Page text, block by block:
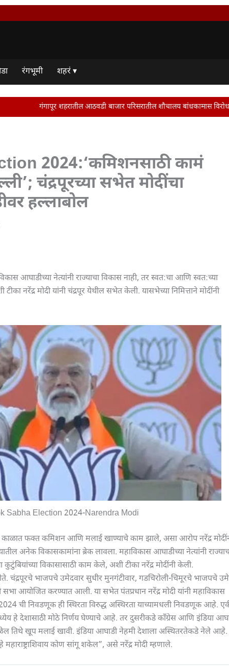
रंगभूमी शहरं ▾
आठवडी बाजार परिसरातील शौचालय बांधकामास विरोध ; मनसेसह
2024:‘कमिशनसाठी कामं
चंद्रपूरच्या सभेत मोदींचा
हल्लाबोल
आघाडीच्या नेत्यांनी राज्याचा विकास नाही, तर स्वत:चा आणि स्वत:च्या
नरेंद्र मोदी यांनी चंद्रपूर येथील सभेत केली. यासभेच्या निमित्ताने मोदींनी
Sabha Election 2024-Narendra Modi
काळात फक्त कमिशन आणि मलाई खाण्याचे काम झाले, असा आरोप नरेंद्र
अनेक विकासकामांना ब्रेक लावला. महाविकास आघाडीच्या नेत्यांनी
विकासासाठी काम केले, अशी टीका नरेंद्र मोदींनी केली.
चंद्रपूरचे भाजपचे उमेदवार सुधीर मुनगंटीवार, गडचिरोली-चिमूरचे भाजपचे
सभा आयोजित करण्यात आली. या सभेत पंतप्रधान नरेंद्र मोदी यांनी महाविकास
ची निवडणूक ही स्थिरता विरुद्ध अस्थिरता याच्यामधली निवडणूक आहे.
हे देशासाठी मोठे निर्णय घेण्याचे आहे. तर दुसरीकडे काँग्रेस आणि इंडिया
तिथे खूप मलाई खावी. इंडिया आघाडी नेहमी देशाला अस्थितरतेकडे नेले
कोण सांगू शकेल”, असे नरेंद्र मोदी म्हणाले.